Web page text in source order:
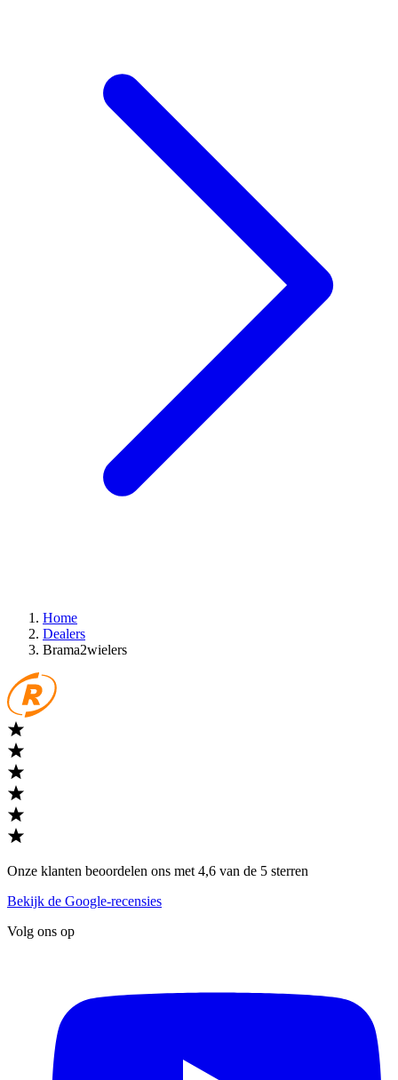
Home
Dealers
Brama2wielers
Onze klanten beoordelen ons met 4,6 van de 5 sterren
Bekijk de Google-recensies
Volg ons op